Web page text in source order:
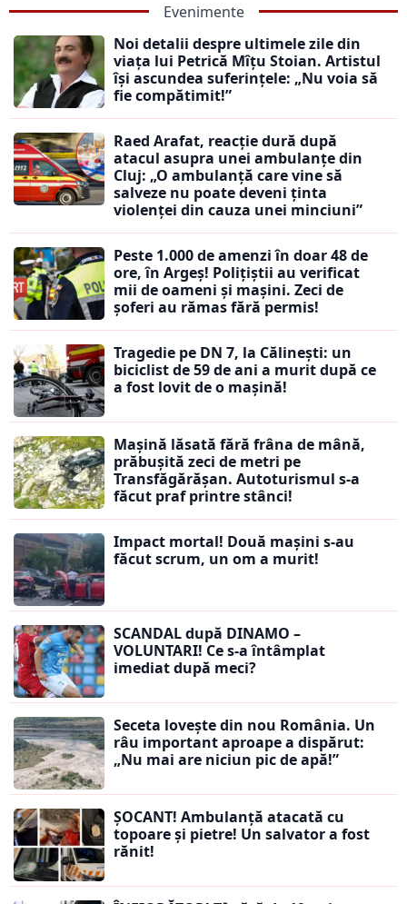
Evenimente
Noi detalii despre ultimele zile din
viața lui Petrică Mîțu Stoian. Artistul
își ascundea suferințele: „Nu voia să
fie compătimit!”
Raed Arafat, reacție dură după
atacul asupra unei ambulanțe din
Cluj: „O ambulanță care vine să
salveze nu poate deveni ținta
violenței din cauza unei minciuni”
Peste 1.000 de amenzi în doar 48 de
ore, în Argeș! Polițiștii au verificat
mii de oameni și mașini. Zeci de
șoferi au rămas fără permis!
Tragedie pe DN 7, la Călinești: un
biciclist de 59 de ani a murit după ce
a fost lovit de o mașină!
Mașină lăsată fără frâna de mână,
prăbușită zeci de metri pe
Transfăgărășan. Autoturismul s-a
făcut praf printre stânci!
Impact mortal! Două mașini s-au
făcut scrum, un om a murit!
SCANDAL după DINAMO –
VOLUNTARI! Ce s-a întâmplat
imediat după meci?
Seceta lovește din nou România. Un
râu important aproape a dispărut:
„Nu mai are niciun pic de apă!”
ȘOCANT! Ambulanță atacată cu
topoare și pietre! Un salvator a fost
rănit!